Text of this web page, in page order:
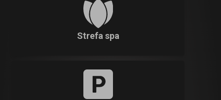
Strefa spa